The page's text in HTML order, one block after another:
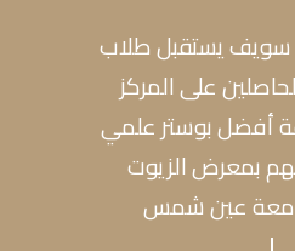
سويف يستقبل طلاب
على المركز
أفضل بوستر علمي
بمعرض الزيوت
عين شمس